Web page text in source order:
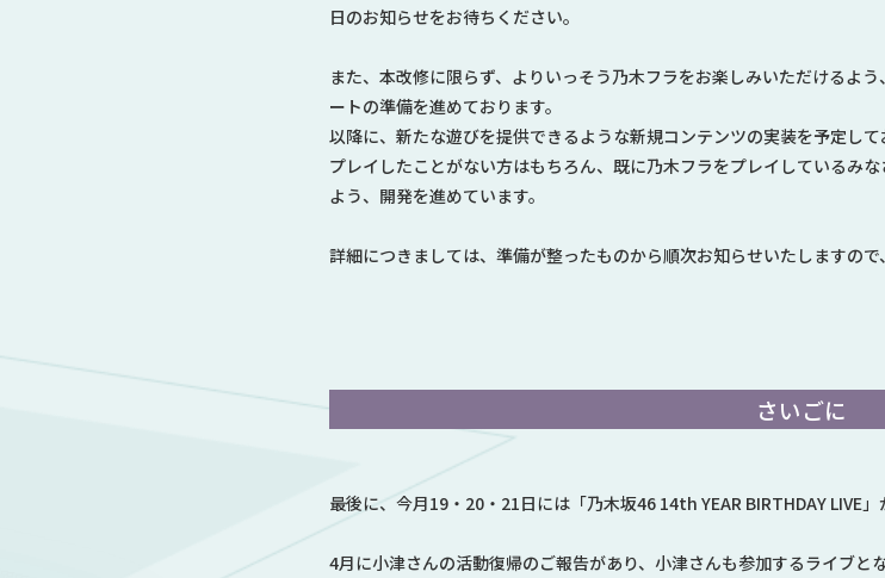
日のお知らせをお待ちください。
また、本改修に限らず、よりいっそう乃木フラをお楽しみいただけるよ
ートの準備を進めております。
以降に、新たな遊びを提供できるような新規コンテンツの実装を予定し
プレイしたことがない方はもちろん、既に乃木フラをプレイしているみ
よう、開発を進めています。
詳細につきましては、準備が整ったものから順次お知らせいたしますので
さいごに
最後に、今月19・20・21日には「乃⽊坂46 14th YEAR BIRTHDAY LIVE」
4月に小津さんの活動復帰のご報告があり、小津さんも参加するライブと